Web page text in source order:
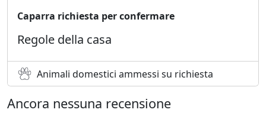
Caparra richiesta per confermare
Regole della casa
Animali domestici ammessi su richiesta
Ancora nessuna recensione